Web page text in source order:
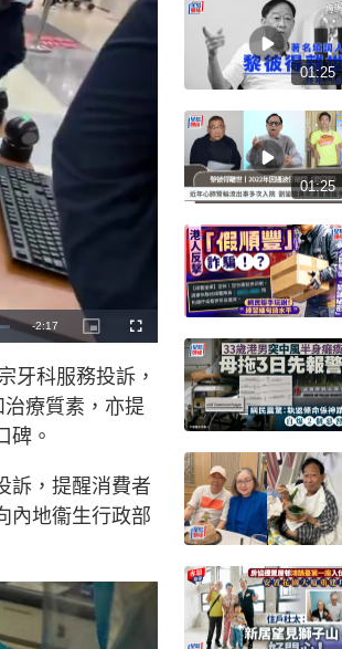
R
i
g
-2:17
P
i
u
r
-
c
t
u
r
e
F
u
r
e
e
牙科服務投訴，
療質素，亦提
碑。
訴，提醒消費者
內地衞生行政部
01:25
01:25